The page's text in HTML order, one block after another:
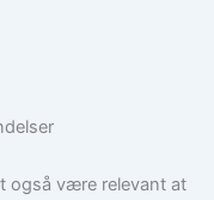
også være relevant at